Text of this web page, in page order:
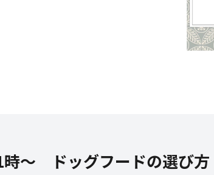
時～ ドッグフードの選び